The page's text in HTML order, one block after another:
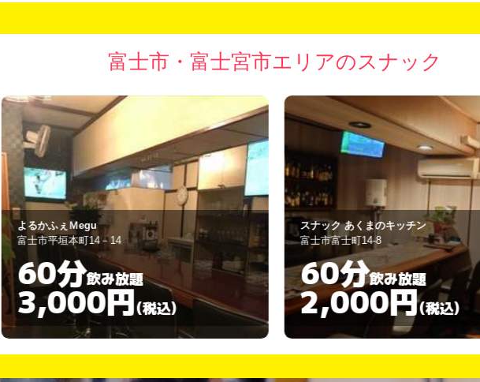
富士市・富士宮市エリアのスナック
(税込)
スナック あくまのキッチン
富士市富士町14-8
60分飲み放題
2,000円 (税込)
Slow
富士市